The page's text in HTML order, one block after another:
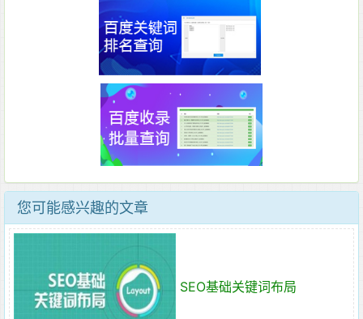
您可能感兴趣的文章
SEO基础关键词布局